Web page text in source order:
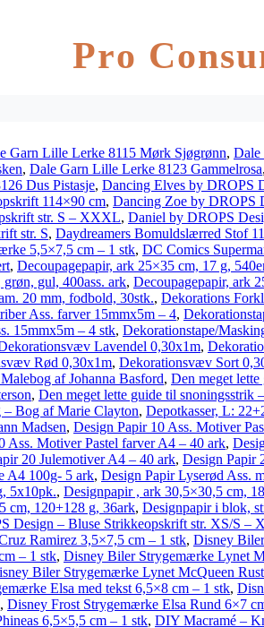
Pro
Garn Lille Lerke 8115 Mørk Sjøgrønn, Dale
, Dale Garn Lille Lerke 8123 Gammelrosa,
Dus Pistasje, Dancing Elves by DROPS
114×90 cm, Dancing Zoe by DROPS
str. S – XXXL, Daniel by DROPS
str. S, Daydreamers Bomuldslærred Stof
5,5×7,5 cm – 1 stk, DC Comics
, Decoupagepapir, ark 25×35 cm, 17 g,
gul, 400ass. ark, Decoupagepapir, ark
20 mm, fodbold, 30stk., Dekorations
Ass. farver 15mmx5m – 4,
15mmx5m – 4 stk, Dekorationstape/
Lavendel 0,30x1m,
Rød 0,30x1m, Dekorationsvæv Sort
af Johanna Basford, Den meget
, Den meget lette guide til snoningsstrik
– Bog af Marie Clayton, Depotkasser, L:
Madsen, Design Papir 10 Ass. Motiver
Ass. Motiver Pastel farver A4 – 40 ark,
20 Julemotiver A4 – 40 ark, Design Papir
A4 100g- 5 ark, Design Papir Lyserød Ass.
5x10pk., Designpapir , ark 30,5×30,5 cm,
cm, 120+128 g, 36ark, Designpapir i blok,
Design – Bluse Strikkeopskrift str. XS/S –
Ramirez 3,5×7,5 cm – 1 stk, Disney
– 1 stk, Disney Biler Strygemærke Lynet
Biler Strygemærke Lynet McQueen
Elsa med tekst 6,5×8 cm – 1 stk,
, Disney Frost Strygemærke Elsa Rund 6×7
6,5×5,5 cm – 1 stk, DIY Macramé –